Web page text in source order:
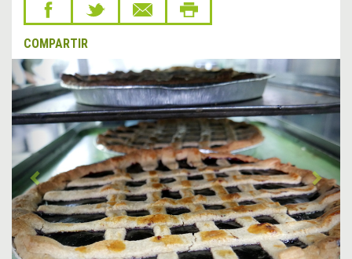
COMPARTIR
&lsaquo;
Anterior